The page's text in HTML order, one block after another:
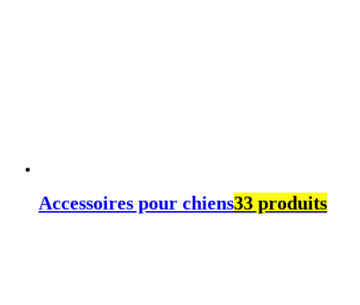
Accessoires pour chiens33 produits